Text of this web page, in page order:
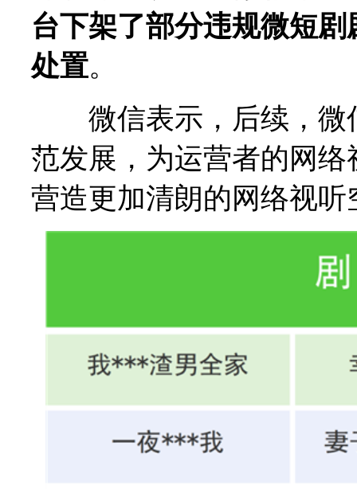
台下架了部分违规微短
处置。
微信表示，后续，微
范发展，为运营者的网
营造更加清朗的网络视听